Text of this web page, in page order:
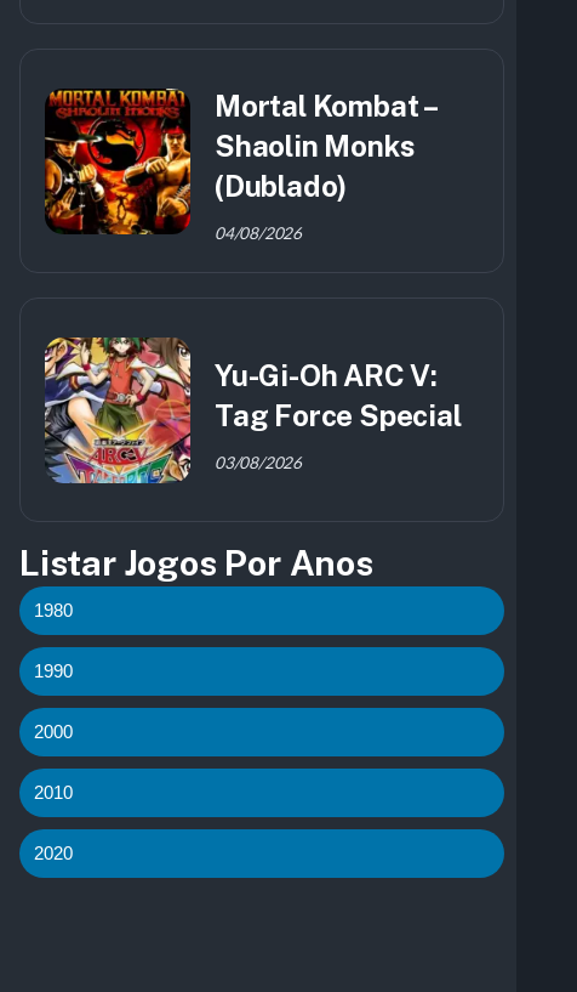
Mortal Kombat –
Shaolin Monks
(Dublado)
04/08/2026
Yu-Gi-Oh ARC V:
Tag Force Special
03/08/2026
Listar Jogos Por Anos
1980
1990
2000
2010
2020